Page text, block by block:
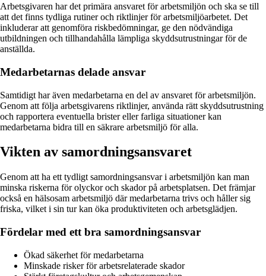
Arbetsgivaren har det primära ansvaret för arbetsmiljön och ska se till
att det finns tydliga rutiner och riktlinjer för arbetsmiljöarbetet. Det
inkluderar att genomföra riskbedömningar, ge den nödvändiga
utbildningen och tillhandahålla lämpliga skyddsutrustningar för de
anställda.
Medarbetarnas delade ansvar
Samtidigt har även medarbetarna en del av ansvaret för arbetsmiljön.
Genom att följa arbetsgivarens riktlinjer, använda rätt skyddsutrustning
och rapportera eventuella brister eller farliga situationer kan
medarbetarna bidra till en säkrare arbetsmiljö för alla.
Vikten av samordningsansvaret
Genom att ha ett tydligt samordningsansvar i arbetsmiljön kan man
minska riskerna för olyckor och skador på arbetsplatsen. Det främjar
också en hälsosam arbetsmiljö där medarbetarna trivs och håller sig
friska, vilket i sin tur kan öka produktiviteten och arbetsglädjen.
Fördelar med ett bra samordningsansvar
Ökad säkerhet för medarbetarna
Minskade risker för arbetsrelaterade skador